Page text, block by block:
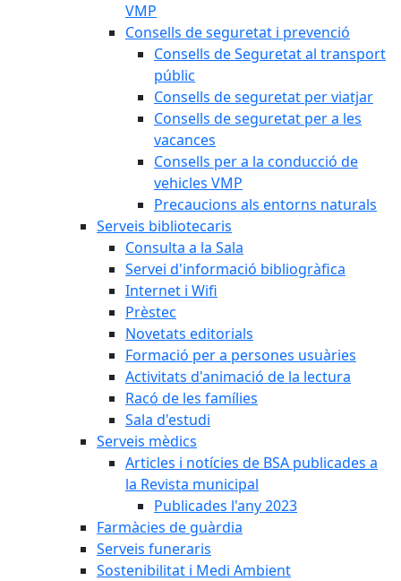
VMP
Consells de seguretat i prevenció
Consells de Seguretat al transport
públic
Consells de seguretat per viatjar
Consells de seguretat per a les
vacances
Consells per a la conducció de
vehicles VMP
Precaucions als entorns naturals
Serveis bibliotecaris
Consulta a la Sala
Servei d'informació bibliogràfica
Internet i Wifi
Prèstec
Novetats editorials
Formació per a persones usuàries
Activitats d'animació de la lectura
Racó de les famílies
Sala d'estudi
Serveis mèdics
Articles i notícies de BSA publicades a
la Revista municipal
Publicades l'any 2023
Farmàcies de guàrdia
Serveis funeraris
Sostenibilitat i Medi Ambient